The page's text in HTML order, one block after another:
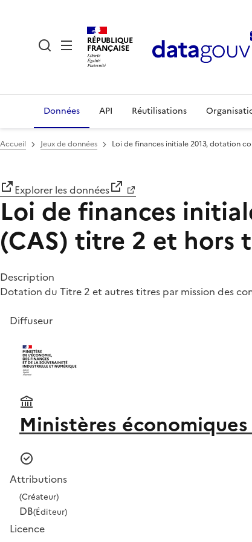
RÉPUBLIQUE
FRANÇAISE
Données API Réutilisations
Accueil Jeux de données Loi de finances initiale 2013, dotation
Explorer les données
Loi de finances
(CAS) titre 2 et hors
Description
Dotation du Titre 2 et autres titres par mission des
Diffuseur
Ministères
Attributions
(Créateur)
DB(Éditeur)
Licence